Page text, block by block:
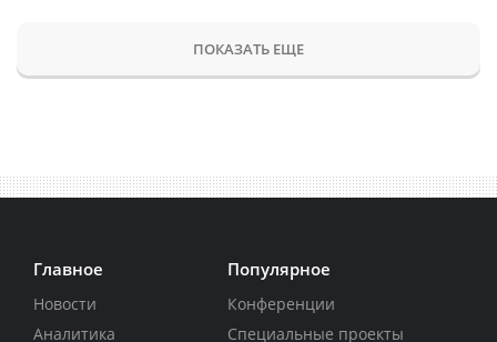
ПОКАЗАТЬ ЕЩЕ
Главное
Новости
Аналитика
Популярное
Конференции
Специальные проекты